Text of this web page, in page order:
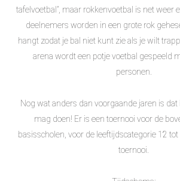
tafelvoetbal”, maar rokkenvoetbal is net weer
deelnemers worden in een grote rok
hangt zodat je bal niet kunt zie als je wilt
arena wordt een potje voetbal gespeeld
personen.
Nog wat anders dan voorgaande jaren is
mag doen! Er is een toernooi voor de
basisscholen, voor de leeftijdscategorie 12
toernooi.